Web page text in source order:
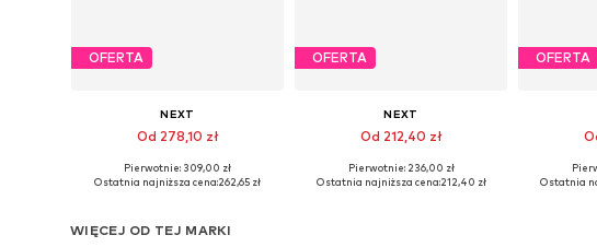
OFERTA
NEXT
Od 278,10 zł
Dostępne rozmiary: 43, 44, 45, 45
Pierwotnie: 309,00 zł
Ostatnia najniższa cena:262,65 zł
OFERTA
NEXT
Od 212,40 zł
Dostępne w różnych rozmiarach
Pierwotnie: 236,00 zł
Ostatnia najniższa cena:212,40 zł
OFERTA
Dostępne
Ostatnia
WIĘCEJ OD TEJ MARKI